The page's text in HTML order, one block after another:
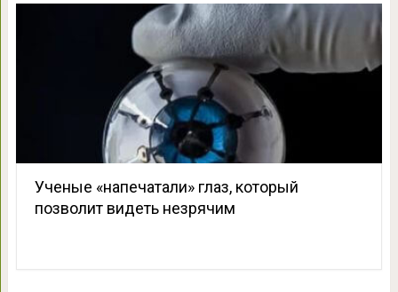
Ученые «напечатали» глаз, который
позволит видеть незрячим